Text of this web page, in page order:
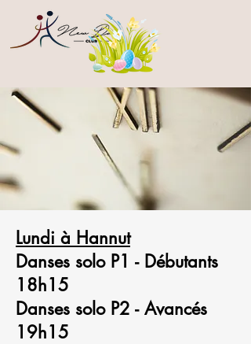
Lundi à Hannut
Danses solo P1 - Débutants
18h15
Danses solo P2 - Avancés
19h15